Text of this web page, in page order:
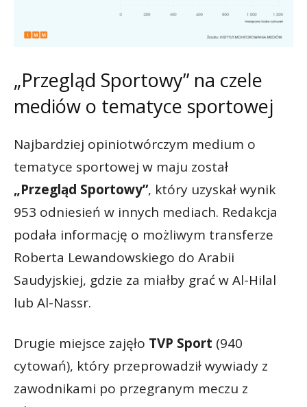
„Przegląd Sportowy” na czele
mediów o tematyce sportowej
Najbardziej opiniotwórczym medium o
tematyce sportowej w maju został
„Przegląd Sportowy”, który uzyskał wynik
953 odniesień w innych mediach. Redakcja
podała informację o możliwym transferze
Roberta Lewandowskiego do Arabii
Saudyjskiej, gdzie za miałby grać w Al-Hilal
lub Al-Nassr.
Drugie miejsce zajęło TVP Sport (940
cytowań), który przeprowadził wywiady z
zawodnikami po przegranym meczu z